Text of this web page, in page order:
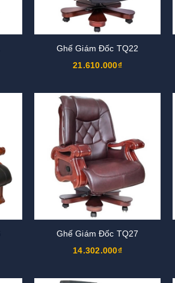
Ghế Giám Đốc TQ22
21.610.000₫
Ghế Giám Đốc TQ27
14.302.000₫